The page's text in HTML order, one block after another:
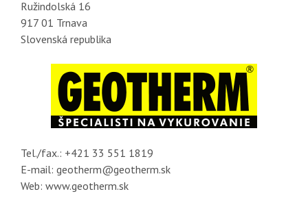
Ružindolská 16
917 01 Trnava
Slovenská republika
Tel./fax.: +421 33 551 1819
E-mail: geotherm@geotherm.sk
Web: www.geotherm.sk